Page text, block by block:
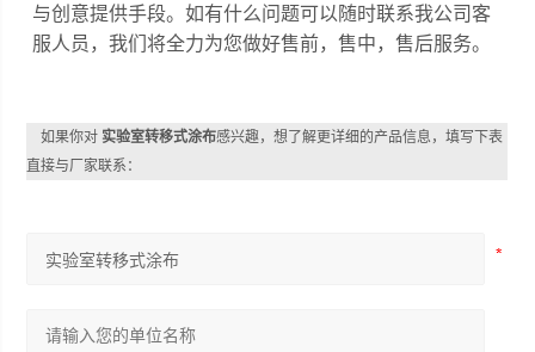
与创意提供手段。如有什么问题可以随时联系我公司客
服人员，我们将全力为您做好售前，售中，售后服务。
如果你对 实验室转移式涂布感兴趣，想了解更详细的产品信息，填写下表
直接与厂家联系：